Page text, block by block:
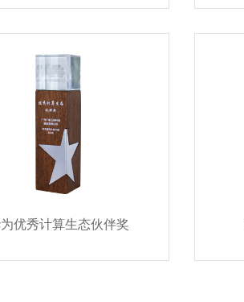
优秀计算生态伙伴奖